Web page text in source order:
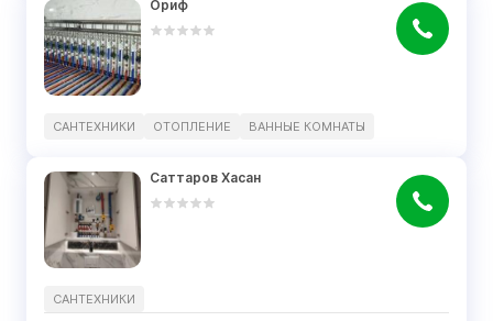
Ориф
САНТЕХНИКИ ОТОПЛЕНИЕ ВАННЫЕ КОМНАТЫ
Саттаров Хасан
САНТЕХНИКИ